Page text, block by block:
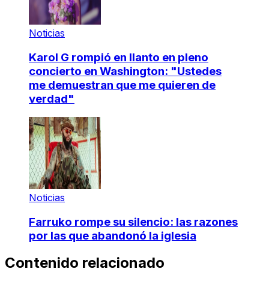
Noticias
Karol G rompió en llanto en pleno
concierto en Washington: "Ustedes
me demuestran que me quieren de
verdad"
Noticias
Farruko rompe su silencio: las razones
por las que abandonó la iglesia
Contenido relacionado